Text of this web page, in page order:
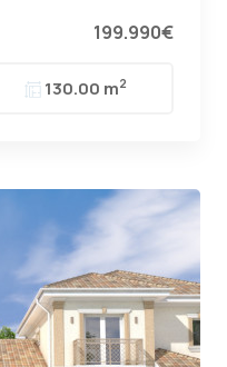
199.990€
130.00 m2